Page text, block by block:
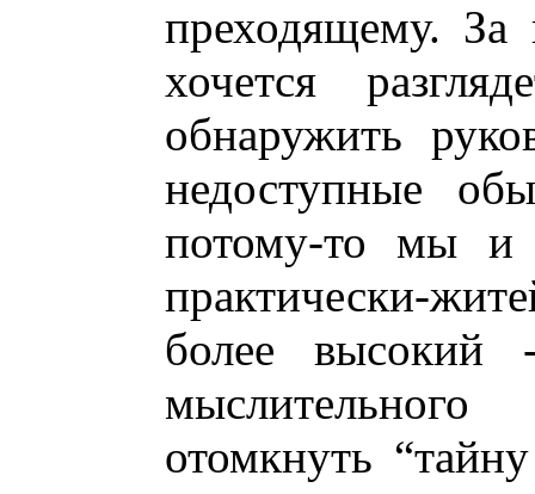
преходящему. За
хочется
обнаружить
недоступные
потому-то мы и
практически-
более высокий
отомкнуть